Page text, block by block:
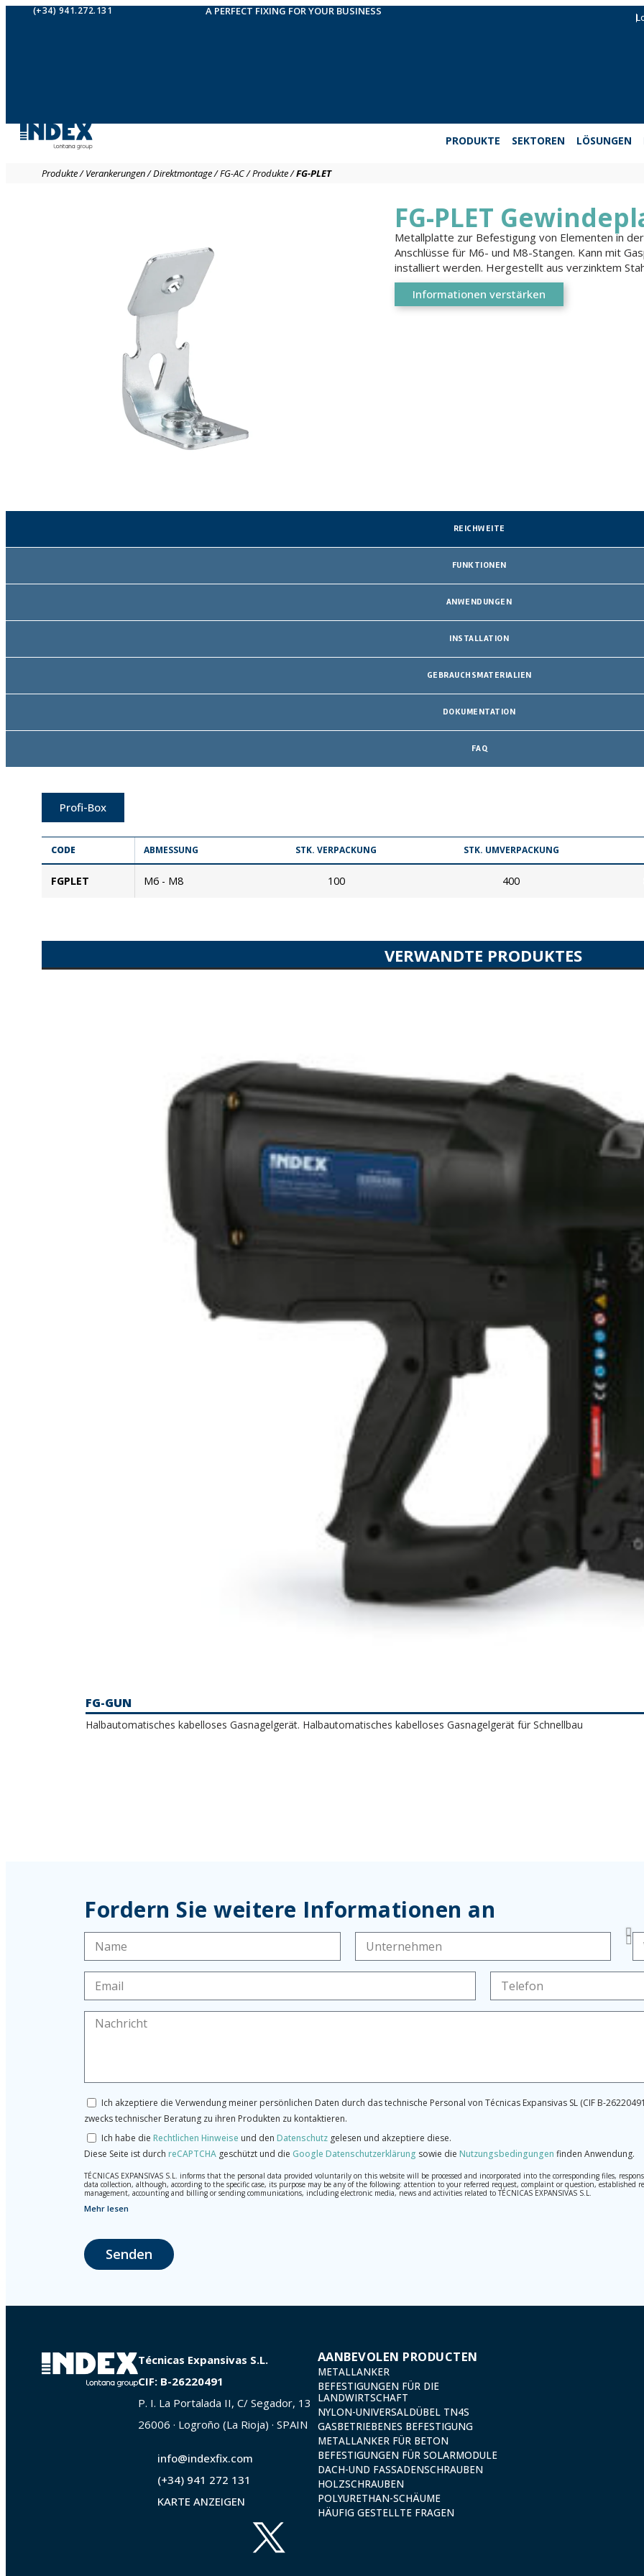
(+34) 941.272.131 A PERFECT FIXING FOR YOUR BUSINESS
PRODUKTE SEKTOREN LÖSUNGEN
Produkte/Verankerungen/Direktmontage/FG-AC/Produkte/FG-PLET
FG-PLET
Metallplatte zur Befestigung von Elementen in
Anschlüsse für M6- und M8-Stangen. Kann mit
installiert werden. Hergestellt aus verzinktem
Informationen verstärken
REICHWEITE
FUNKTIONEN
ANWENDUNGEN
INSTALLATION
GEBRAUCHSMATERIALIEN
DOKUMENTATION
FAQ
Profi-Box
CODE ABMESSUNG STK. VERPACKUNG STK. UMVERPACKUNG
FGPLET M6 - M8 100 400
VERWANDTE PRODUKTES
FG-GUN
Halbautomatisches kabelloses Gasnagelgerät. Halbautomatisches kabelloses Gasnagelgerät für Schnellbau
Fordern Sie weitere Informationen an
Ich akzeptiere die Verwendung meiner persönlichen Daten durch das technische Personal von Técnicas Expansivas SL (CIF B-
zwecks technischer Beratung zu ihren Produkten zu kontaktieren.
Ich habe die Rechtlichen Hinweise und den Datenschutz gelesen und akzeptiere diese.
Diese Seite ist durch reCAPTCHA geschützt und die Google Datenschutzerklärung sowie die Nutzungsbedingungen finden Anwendung.
TÉCNICAS EXPANSIVAS S.L. informs that the personal data provided voluntarily on this website will be processed and incorporated into the corresponding files,
data collection, although, according to the specific case, its purpose may be any of the following: attention to your referred request, complaint or question, established
management, accounting and billing or sending communications, including electronic media, news and activities related to TÉCNICAS EXPANSIVAS S.L.
The data in our files are strictly confidential and shall be treated with the utmost confidentiality and shall comply with all the requirements provided for the General
The user may at any time exercise their rights of access, rectification, cancellation and opposition under the provisions of the General Data Protection Regulation
La Portalada II | c/ Segador 13, 26006 | Logroño (La Rioja).
Mehr lesen
Senden
Técnicas Expansivas S.L.
CIF: B-26220491
P. I. La Portalada II, C/ Segador, 13
26006 · Logroño (La Rioja) · SPAIN
info@indexfix.com
(+34) 941 272 131
KARTE ANZEIGEN
AANBEVOLEN PRODUCTEN
METALLANKER
BEFESTIGUNGEN FÜR DIE
LANDWIRTSCHAFT
NYLON-UNIVERSALDÜBEL TN4S
GASBETRIEBENES BEFESTIGUNG
METALLANKER FÜR BETON
BEFESTIGUNGEN FÜR SOLARMODULE
DACH-UND FASSADENSCHRAUBEN
HOLZSCHRAUBEN
POLYURETHAN-SCHÄUME
HÄUFIG GESTELLTE FRAGEN